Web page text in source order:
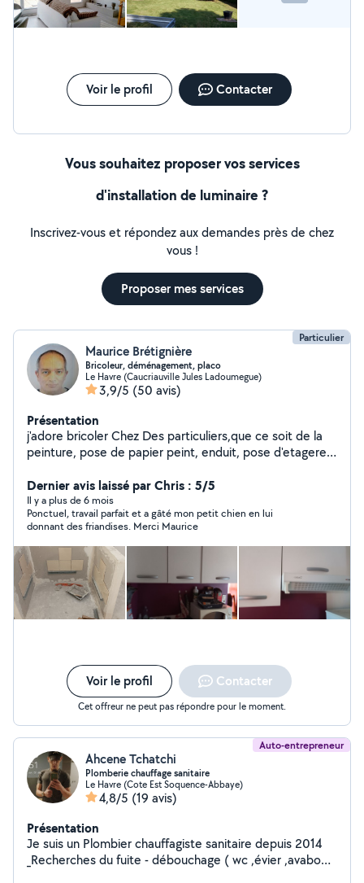
Voir le profil Contacter
Vous souhaitez proposer vos services
d'installation de luminaire ?
Inscrivez-vous et répondez aux demandes près de chez
vous !
Proposer mes services
Particulier
Maurice Brétignière
Bricoleur, déménagement, placo
Le Havre (Caucriauville Jules Ladoumegue)
3,9/5 (50 avis)
Présentation
j'adore bricoler Chez Des particuliers,que ce soit de la
peinture, pose de papier peint, enduit, pose d'etageres,
demenagement., montage et démontage de meubles,
manutentions diverses , sorties et gardes de chien ou
chat, placoplâtre, carrelage
Dernier avis laissé par Chris : 5/5
Il y a plus de 6 mois
Ponctuel, travail parfait et a gâté mon petit chien en lui
donnant des friandises. Merci Maurice
Voir le profil Contacter
Cet offreur ne peut pas répondre pour le moment.
Auto-entrepreneur
Ahcene Tchatchi
Plomberie chauffage sanitaire
Le Havre (Cote Est Soquence-Abbaye)
4,8/5 (19 avis)
Présentation
Je suis un Plombier chauffagiste sanitaire depuis 2014
_Recherches du fuite - débouchage ( wc ,évier ,avabo